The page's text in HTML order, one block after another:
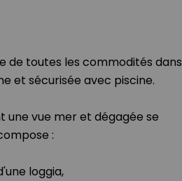
de toutes les commodités dans
et sécurisée avec piscine.
vue mer et dégagée se
:
loggia,